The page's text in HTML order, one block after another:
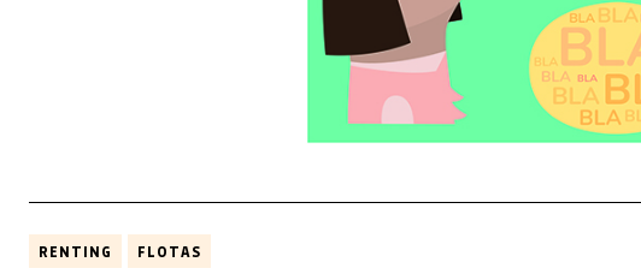
RENTING FLOTAS